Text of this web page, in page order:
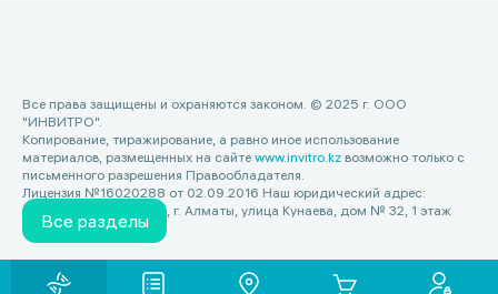
Все разделы
Все права защищены и охраняются законом. © 2025 г. ООО
"ИНВИТРО".
Копирование, тиражирование, а равно иное использование
материалов, размещенных на сайте www.invitro.kz возможно только с
письменного разрешения Правообладателя.
Лицензия №16020288 от 02.09.2016 Наш юридический адрес:
Республика Казахстан, г. Алматы, улица Кунаева, дом № 32, 1 этаж